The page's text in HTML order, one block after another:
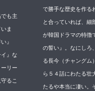
も主
ま
』
』な
リー
るこ
で勝手な歴史を作る
と合っていれば、細
が韓国ドラマの特徴
の誓い』。なにしろ
る長今（チャングム
ら５４話にわたる壮
たるや本当に凄い。